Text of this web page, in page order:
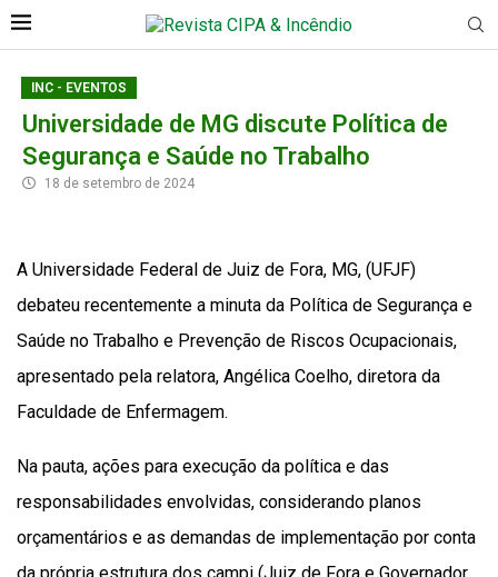
INC - EVENTOS
Universidade de MG discute Política de
Segurança e Saúde no Trabalho
18 de setembro de 2024
A Universidade Federal de Juiz de Fora, MG, (UFJF)
debateu recentemente a minuta da Política de Segurança e
Saúde no Trabalho e Prevenção de Riscos Ocupacionais,
apresentado pela relatora, Angélica Coelho, diretora da
Faculdade de Enfermagem.
Na pauta, ações para execução da política e das
responsabilidades envolvidas, considerando planos
orçamentários e as demandas de implementação por conta